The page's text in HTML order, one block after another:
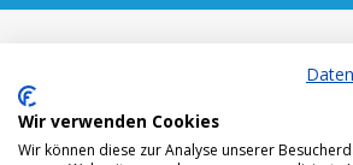
Wir verwenden Cookies
Wir können diese zur Analyse unserer